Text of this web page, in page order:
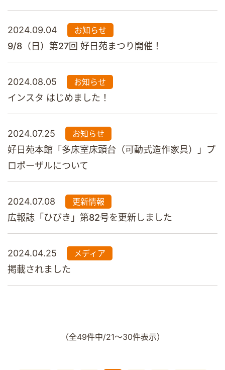
2024.09.04 お知らせ
9/8（日）第27回 好日苑まつり開催！
2024.08.05 お知らせ
インスタ はじめました！
2024.07.25 お知らせ
好日苑本館「多床室床頭台（可動式造作家具）」プ
ロポーザルについて
2024.07.08 更新情報
広報誌「ひびき」第82号を更新しました
2024.04.25 メディア
掲載されました
（全49件中/21～30件表示）